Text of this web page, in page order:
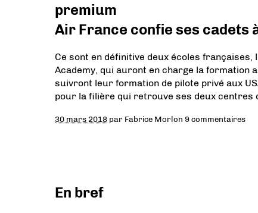
premium
Air France confie ses cadets à
Ce sont en définitive deux écoles françaises,
Academy, qui auront en charge la formation
suivront leur formation de pilote privé aux
pour la filière qui retrouve ses deux centres
30 mars 2018 par Fabrice Morlon 9 commentaires
En bref